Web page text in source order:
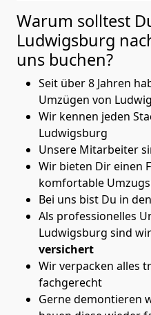
Warum solltest
Ludwigsburg
uns buchen?
Seit über 8 Jahren
Umzügen von
Wir kennen jeden
Ludwigsburg
Unsere Mitarbeiter
Wir bieten Dir einen
komfortable
Bei uns bist Du in
Als professionelles
Ludwigsburg sind
versichert
Wir verpacken alles
fachgerecht
Gerne demontieren